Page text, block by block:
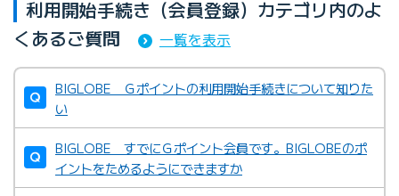
利用開始手続き（会員登録）カテゴリ内のよ
くあるご質問
一覧を表示
BIGLOBE Ｇポイントの利用開始手続きについて知りた
い
BIGLOBE すでにＧポイント会員です。BIGLOBEのポ
イントをためるようにできますか